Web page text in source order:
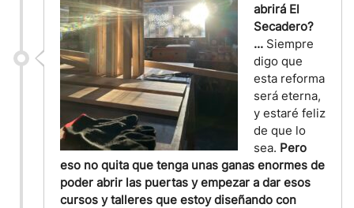
abrirá El
Secadero?
... Siempre
digo que
esta reforma
será eterna,
y estaré feliz
de que lo
sea. Pero
eso no quita que tenga unas ganas enormes de
poder abrir las puertas y empezar a dar esos
cursos y talleres que estoy diseñando con